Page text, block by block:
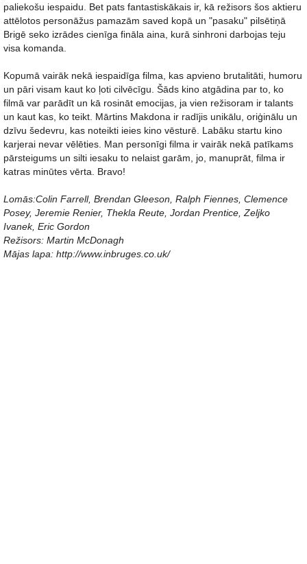
paliekošu iespaidu. Bet pats fantastiskākais ir, kā režisors šos aktieru
attēlotos personāžus pamazām saved kopā un "pasaku" pilsētiņā
Brigē seko izrādes cienīga fināla aina, kurā sinhroni darbojas teju
visa komanda.
Kopumā vairāk nekā iespaidīga filma, kas apvieno brutalitāti, humoru
un pāri visam kaut ko ļoti cilvēcīgu. Šāds kino atgādina par to, ko
filmā var parādīt un kā rosināt emocijas, ja vien režisoram ir talants
un kaut kas, ko teikt. Mārtins Makdona ir radījis unikālu, oriģinālu un
dzīvu šedevru, kas noteikti ieies kino vēsturē. Labāku startu kino
karjerai nevar vēlēties. Man personīgi filma ir vairāk nekā patīkams
pārsteigums un silti iesaku to nelaist garām, jo, manuprāt, filma ir
katras minūtes vērta. Bravo!
Lomās:Colin Farrell, Brendan Gleeson, Ralph Fiennes, Clemence
Posey, Jeremie Renier, Thekla Reute, Jordan Prentice, Zeljko
Ivanek, Eric Gordon
Režisors: Martin McDonagh
Mājas lapa: http://www.inbruges.co.uk/